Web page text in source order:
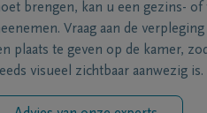
brengen, kan u een gezins-
Vraag aan de
plaats te geven op de kamer,
visueel zichtbaar aanwezig is.